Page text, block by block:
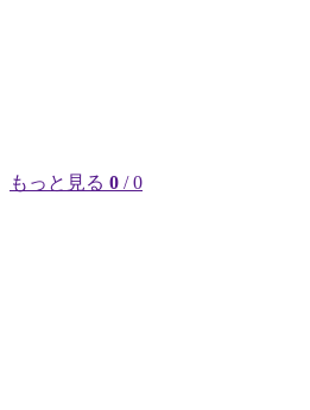
もっと見る 0 / 0